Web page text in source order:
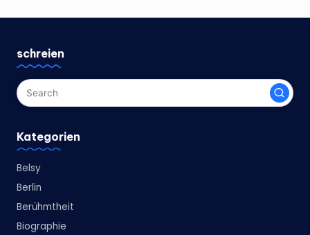
schreien
Kategorien
Belsy
Berlin
Berühmtheit
Biographie